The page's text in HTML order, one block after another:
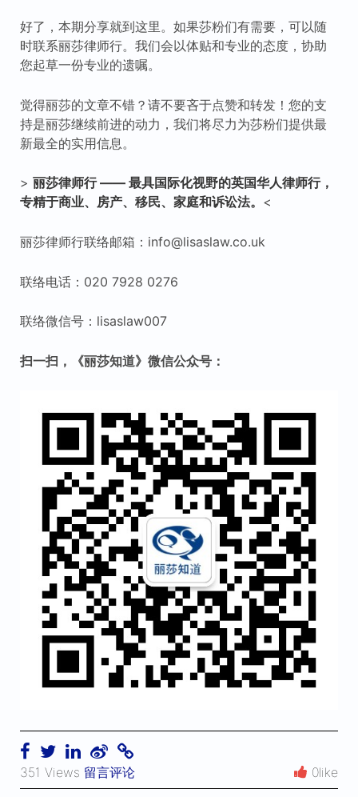
好了，本期分享就到这里。如果莎粉们有需要，可以随
时联系丽莎律师行。我们会以体贴和专业的态度，协助
您起草一份专业的遗嘱。
觉得丽莎的文章不错？请不要吝于点赞和转发！您的支
持是丽莎继续前进的动力，我们将尽力为莎粉们提供最
新最全的实用信息。
> 丽莎律师行—— 最具国际化视野的英国华人律师行，
专精于商业、房产、移民、家庭和诉讼法。 <
丽莎律师行联络邮箱：info@lisaslaw.co.uk
联络电话：020 7928 0276
联络微信号：lisaslaw007
扫一扫，《丽莎知道》微信公众号：
351 Views 留言评论 0like